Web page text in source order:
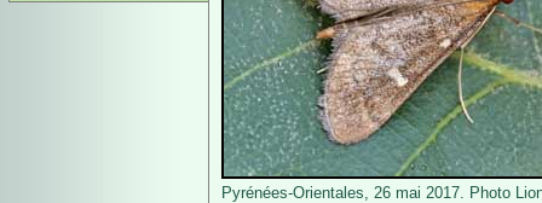
Pyrénées-Orientales, 26 mai 2017. Photo